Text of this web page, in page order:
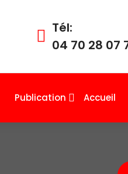
Tél:
04 70 28 07
Publication Accueil